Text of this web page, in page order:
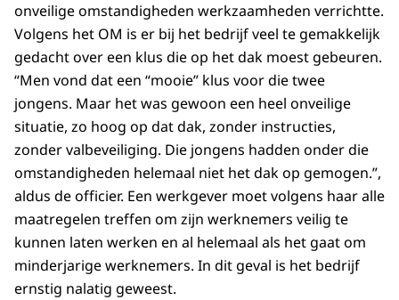
onveilige omstandigheden werkzaamheden verrichtte.
Volgens het OM is er bij het bedrijf veel te gemakkelijk
gedacht over een klus die op het dak moest gebeuren.
“Men vond dat een “mooie” klus voor die twee
jongens. Maar het was gewoon een heel onveilige
situatie, zo hoog op dat dak, zonder instructies,
zonder valbeveiliging. Die jongens hadden onder die
omstandigheden helemaal niet het dak op gemogen.”,
aldus de officier. Een werkgever moet volgens haar alle
maatregelen treffen om zijn werknemers veilig te
kunnen laten werken en al helemaal als het gaat om
minderjarige werknemers. In dit geval is het bedrijf
ernstig nalatig geweest.